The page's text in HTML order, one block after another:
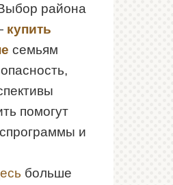
района
купить
семьям
помогут
и
больше